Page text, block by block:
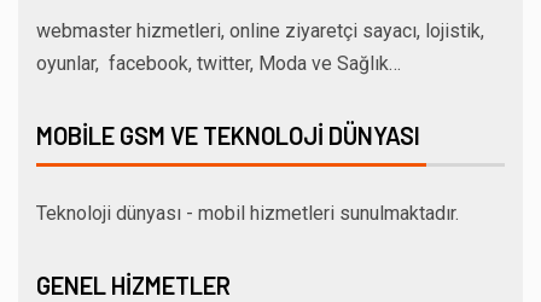
webmaster hizmetleri, online ziyaretçi sayacı, lojistik,
oyunlar, facebook, twitter, Moda ve Sağlık…
MOBILE GSM VE TEKNOLOJI DÜNYASI
Teknoloji dünyası - mobil hizmetleri sunulmaktadır.
GENEL HIZMETLER